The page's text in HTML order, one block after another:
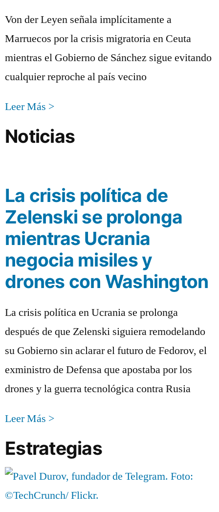
Von der Leyen señala implícitamente a
Marruecos por la crisis migratoria en Ceuta
mientras el Gobierno de Sánchez sigue evitando
cualquier reproche al país vecino
Leer Más >
Noticias
La crisis política de
Zelenski se prolonga
mientras Ucrania
negocia misiles y
drones con Washington
La crisis política en Ucrania se prolonga
después de que Zelenski siguiera remodelando
su Gobierno sin aclarar el futuro de Fedorov, el
exministro de Defensa que apostaba por los
drones y la guerra tecnológica contra Rusia
Leer Más >
Estrategias